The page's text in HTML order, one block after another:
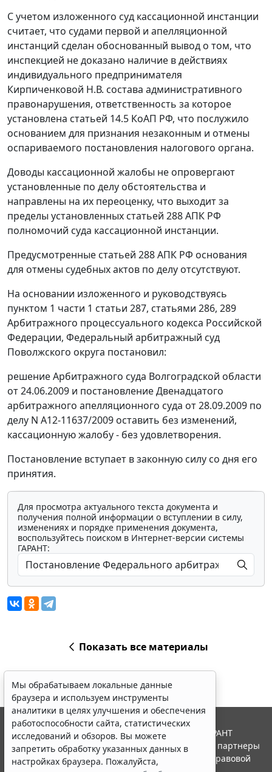
С учетом изложенного суд кассационной инстанции
считает, что судами первой и апелляционной
инстанций сделан обоснованный вывод о том, что
инспекцией не доказано наличие в действиях
индивидуального предпринимателя
Кирпиченковой Н.В. состава административного
правонарушения, ответственность за которое
установлена статьей 14.5 КоАП РФ, что послужило
основанием для признания незаконным и отмены
оспариваемого постановления налогового органа.
Доводы кассационной жалобы не опровергают
установленные по делу обстоятельства и
направлены на их переоценку, что выходит за
пределы установленных статьей 288АПК РФ
полномочий суда кассационной инстанции.
Предусмотренные статьей 288АПК РФ основания
для отмены судебных актов по делу отсутствуют.
На основании изложенного и руководствуясь
пунктом 1 части 1 статьи 287, статьями 286, 289
Арбитражного процессуального кодекса Российской
Федерации, Федеральный арбитражный суд
Поволжского округа постановил:
решение Арбитражного суда Волгоградской области
от 24.06.2009 и постановление Двенадцатого
арбитражного апелляционного суда от 28.09.2009 по
делу N А12-11637/2009 оставить без изменений,
кассационную жалобу - без удовлетворения.
Постановление вступает в законную силу со дня его
принятия.
Для просмотра актуального текста документа и
получения полной информации о вступлении в силу,
изменениях и порядке применения документа,
воспользуйтесь поиском в Интернет-версии системы
ГАРАНТ:
Показать все материалы
Мы обрабатываем локальные данные
браузера и используем инструменты
аналитики в целях улучшения и обеспечения
работоспособности сайта, статистических
исследований и обзоров. Вы можете
запретить обработку указанных данных в
настройках браузера. Пожалуйста,
© ООО "НПП "ГАРАНТ-СЕРВИС", 2026. Система ГАРАНТ
выпускается с 1990 года. Компания "Гарант" и ее партнеры
являются участниками Российской ассоциации правовой